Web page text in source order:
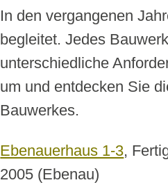
In den vergangenen
begleitet. Jedes
unterschiedliche
um und entdecken Sie
Bauwerkes.
Ebenauerhaus 1-3,
2005 (Ebenau)